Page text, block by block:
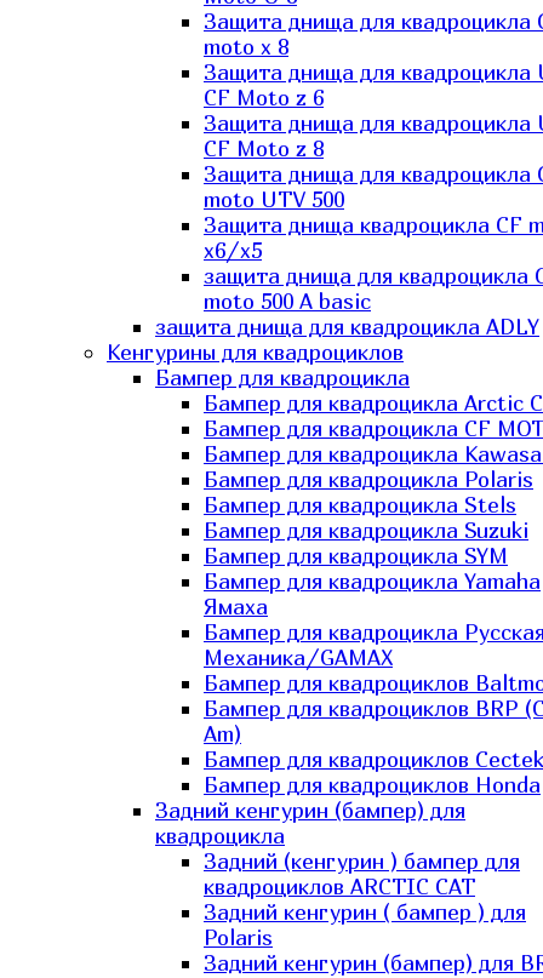
Защита днища для квадроцикла
moto x 8
Защита днища для квадроцикла
CF Moto z 6
Защита днища для квадроцикла
CF Moto z 8
Защита днища для квадроцикла
moto UTV 500
Защита днища квадроцикла СF
x6/x5
защита днища для квадроцикла
moto 500 A basic
защита днища для квадроцикла ADLY
Кенгурины для квадроциклов
Бампер для квадроцикла
Бампер для квадроцикла Arctic
Бампер для квадроцикла CF
Бампер для квадроцикла
Бампер для квадроцикла Polaris
Бампер для квадроцикла Stels
Бампер для квадроцикла Suzuki
Бампер для квадроцикла SYM
Бампер для квадроцикла Yamaha
Ямаха
Бампер для квадроцикла
Механика/GAMAX
Бампер для квадроциклов
Бампер для квадроциклов BRP
Am)
Бампер для квадроциклов Cectek
Бампер для квадроциклов Honda
Задний кенгурин (бампер) для
квадроцикла
Задний (кенгурин ) бампер для
квадроциклов ARCTIC CAT
Задний кенгурин ( бампер ) для
Polaris
Задний кенгурин (бампер) для